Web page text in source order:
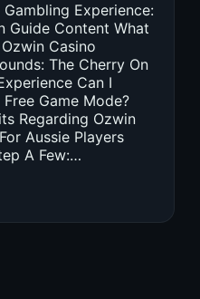
Experience:
Guide Content What
Casino
The Cherry On
Can I
Game Mode?
Regarding Ozwin
Aussie Players
A Few:…